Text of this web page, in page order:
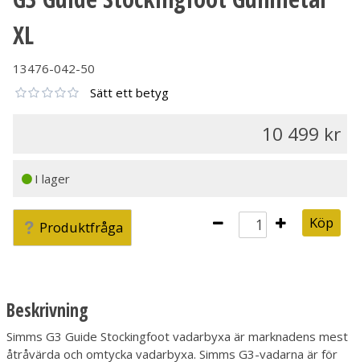
XL
13476-042-50
Sätt ett betyg
10 499
I lager
Produktfråga Köp
Beskrivning
Simms G3 Guide Stockingfoot vadarbyxa är marknadens mest
åtråvärda och omtycka vadarbyxa. Simms G3-vadarna är för